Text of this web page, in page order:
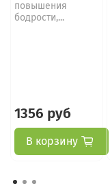
повышения
бодрости,...
1356 руб
В корзину